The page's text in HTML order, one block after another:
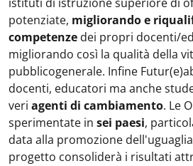
potenziate, migliorando e
competenze dei propri docenti/
migliorando così la qualità della
pubblicogenerale. Infine
docenti, educatori ma anche
veri agenti di cambiamento. Le
sperimentate in sei paesi,
data alla promozione
progetto consoliderà i risultati